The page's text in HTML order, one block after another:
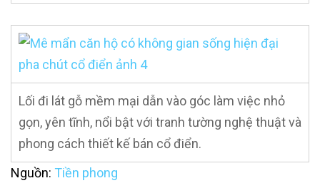
Lối đi lát gỗ mềm mại dẫn vào góc làm việc nhỏ
gọn, yên tĩnh, nổi bật với tranh tường nghệ thuật và
phong cách thiết kế bán cổ điển.
Nguồn: Tiền phong